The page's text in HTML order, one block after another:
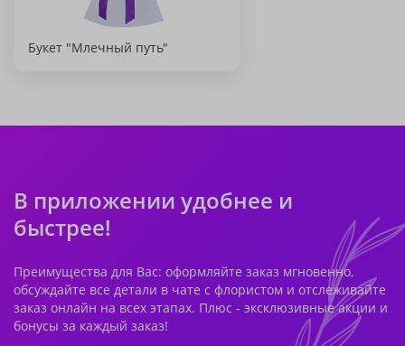
Букет "Млечный путь"
В приложении удобнее и
быстрее!
Преимущества для Вас: оформляйте заказ мгновенно,
обсуждайте все детали в чате с флористом и отслеживайте
заказ онлайн на всех этапах. Плюс - эксклюзивные акции и
бонусы за каждый заказ!